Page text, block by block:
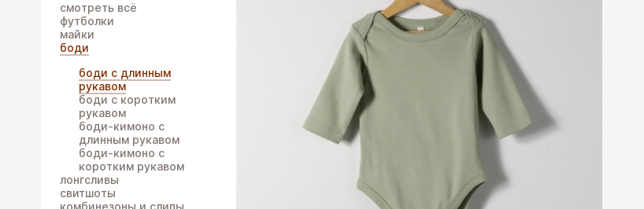
смотреть всё
футболки
майки
боди
боди с длинным
рукавом
боди с коротким
рукавом
боди-кимоно c
длинным рукавом
боди-кимоно с
коротким рукавом
лонгсливы
свитшоты
комбинезоны и слипы